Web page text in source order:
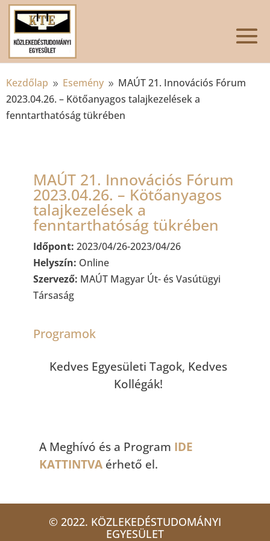
Kezdőlap 9 Esemény 9 MAÚT 21. Innovációs Fórum
2023.04.26. – Kötőanyagos talajkezelések a
fenntarthatóság tükrében
MAÚT 21. Innovációs Fórum
2023.04.26. – Kötőanyagos
talajkezelések a
fenntarthatóság tükrében
Időpont: 2023/04/26-2023/04/26
Helyszín: Online
Szervező: MAÚT Magyar Út- és Vasútügyi
Társaság
Programok
Kedves Egyesületi Tagok, Kedves
Kollégák!
A Meghívó és a Program IDE
KATTINTVAérhető el.
© 2022. KÖZLEKEDÉSTUDOMÁNYI
EGYESÜLET